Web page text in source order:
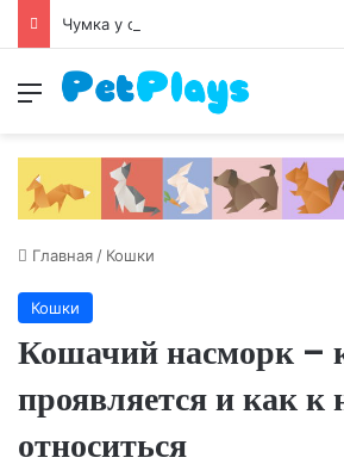
Чумка у собак
Меню
Главная / Кошки
Кошки
Кошачий насморк –
проявляется и как к
относиться